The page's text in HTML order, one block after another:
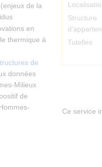
Structure
Tutelles
Ce service
de la
en
thermique à
de
données
Milieux
de